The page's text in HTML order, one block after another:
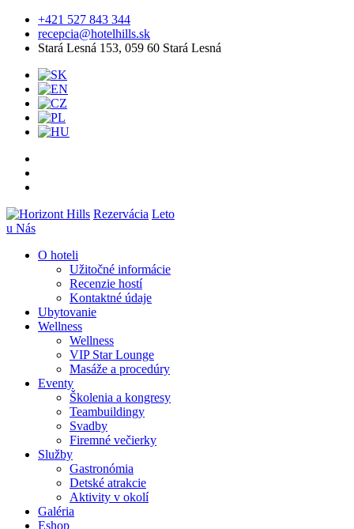
+421 527 843 344
recepcia@hotelhills.sk
Stará Lesná 153, 059 60 Stará Lesná
Rezervácia Leto
u Nás
O hoteli
Užitočné informácie
Recenzie hostí
Kontaktné údaje
Ubytovanie
Wellness
Wellness
VIP Star Lounge
Masáže a procedúry
Eventy
Školenia a kongresy
Teambuildingy
Svadby
Firemné večierky
Služby
Gastronómia
Detské atrakcie
Aktivity v okolí
Galéria
Eshop